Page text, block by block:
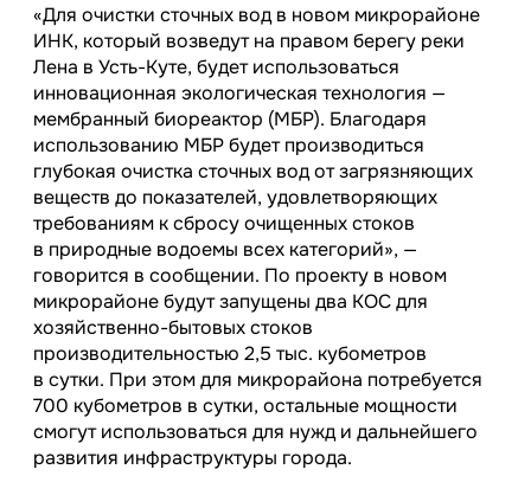
«Для очистки сточных вод в новом микрорайоне
ИНК, который возведут на правом берегу реки
Лена в Усть-Куте, будет использоваться
инновационная экологическая технология —
мембранный биореактор (МБР). Благодаря
использованию МБР будет производиться
глубокая очистка сточных вод от загрязняющих
веществ до показателей, удовлетворяющих
требованиям к сбросу очищенных стоков
в природные водоемы всех категорий», —
говорится в сообщении. По проекту в новом
микрорайоне будут запущены два КОС для
хозяйственно-бытовых стоков
производительностью 2,5 тыс. кубометров
в сутки. При этом для микрорайона потребуется
700 кубометров в сутки, остальные мощности
смогут использоваться для нужд и дальнейшего
развития инфраструктуры города.